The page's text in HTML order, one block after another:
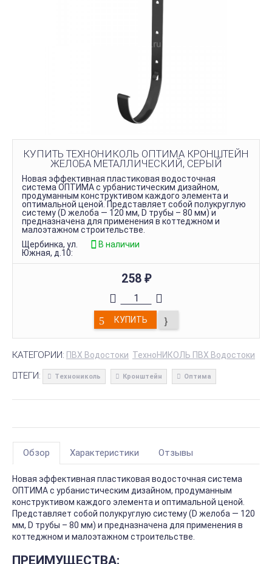
КУПИТЬ ТЕХНОНИКОЛЬ ОПТИМА КРОНШТЕЙН
ЖЕЛОБА МЕТАЛЛИЧЕСКИЙ, СЕРЫЙ
Новая эффективная пластиковая водосточная
система ОПТИМА с урбанистическим дизайном,
продуманным конструктивом каждого элемента и
оптимальной ценой. Представляет собой полукруглую
систему (D желоба — 120 мм, D трубы – 80 мм) и
предназначена для применения в коттеджном и
малоэтажном строительстве.
Щербинка, ул.
Южная, д.10:
В наличии
258 ₽
КУПИТЬ
КАТЕГОРИИ: ПВХ Водостоки ТехноНИКОЛЬ ПВХ Водостоки
ТЕГИ: Технониколь Кронштейн Оптима
Обзор Характеристики Отзывы
Новая эффективная пластиковая водосточная система
ОПТИМА с урбанистическим дизайном, продуманным
конструктивом каждого элемента и оптимальной ценой.
Представляет собой полукруглую систему (D желоба — 120
мм, D трубы – 80 мм) и предназначена для применения в
коттеджном и малоэтажном строительстве.
ПРЕИМУЩЕСТВА: